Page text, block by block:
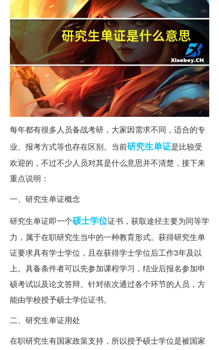
每年都有很多人员备战考研，大家因需求不同，适合的专
业、报考方式等也存在区别。当前研究生单证是比较受
欢迎的，不过不少人员对其是什么意思并不清楚，接下来
重点说明：
一、研究生单证概念
研究生单证即一个硕士学位证书，获取途径主要为同等学
力，属于在职研究生当中的一种教育形式。获得研究生单
证要求具有学士学位，且在获得学士学位后工作3年及以
上。具备条件者可以先参加课程学习，结业后报名参加申
硕考试以及论文答辩。针对依次通过各个环节的人员，方
能由学校授予硕士学位证书。
二、研究生单证用处
在职研究生有国家政策支持，所以授予硕士学位是被国家